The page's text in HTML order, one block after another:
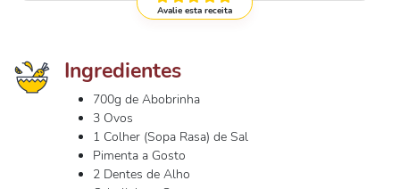
Avalie esta receita
Ingredientes
700g de Abobrinha
3 Ovos
1 Colher (Sopa Rasa) de Sal
Pimenta a Gosto
2 Dentes de Alho